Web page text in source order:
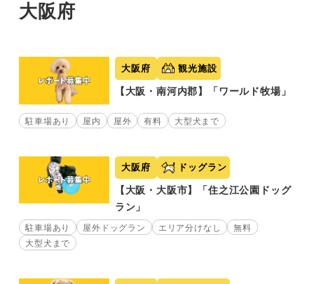
大阪府
大阪府 観光施設
【大阪・南河内郡】「ワールド牧場」
駐車場あり 屋内 屋外 有料 大型犬まで
大阪府 ドッグラン
【大阪・大阪市】「住之江公園ドッグ
ラン」
駐車場あり 屋外ドッグラン エリア分けなし
無料
大型犬まで